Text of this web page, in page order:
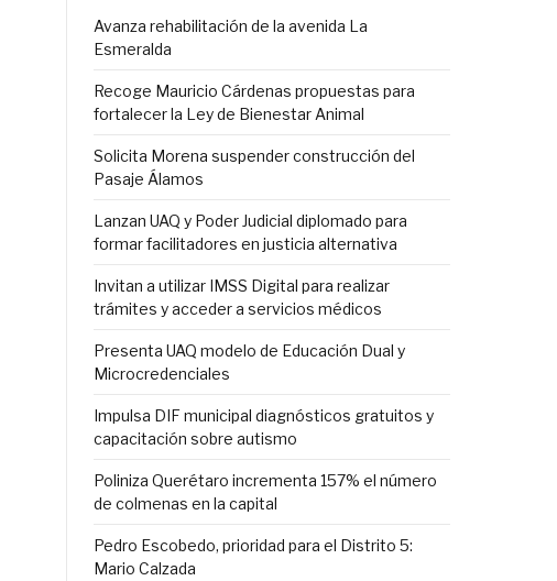
Avanza rehabilitación de la avenida La
Esmeralda
Recoge Mauricio Cárdenas propuestas para
fortalecer la Ley de Bienestar Animal
Solicita Morena suspender construcción del
Pasaje Álamos
Lanzan UAQ y Poder Judicial diplomado para
formar facilitadores en justicia alternativa
Invitan a utilizar IMSS Digital para realizar
trámites y acceder a servicios médicos
Presenta UAQ modelo de Educación Dual y
Microcredenciales
Impulsa DIF municipal diagnósticos gratuitos y
capacitación sobre autismo
Poliniza Querétaro incrementa 157% el número
de colmenas en la capital
Pedro Escobedo, prioridad para el Distrito 5:
Mario Calzada